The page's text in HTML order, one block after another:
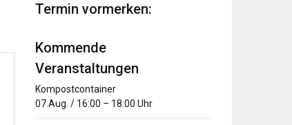
Termin vormerken:
Kommende
Veranstaltungen
Kompostcontainer
07.Aug. / 16:00 – 18:00 Uhr